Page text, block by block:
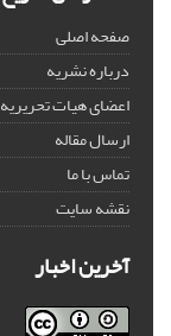
صفحه اصلی
درباره نشریه
اعضای هیات تحریریه
ارسال مقاله
تماس با ما
نقشه سایت
آخرین اخبار